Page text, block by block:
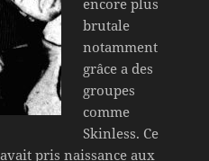
brutale
notamment
grâce a des
groupes
comme
Skinless. Ce
pris naissance aux